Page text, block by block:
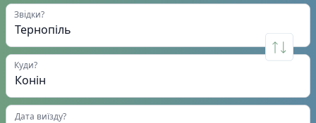
Звідки?
Куди?
Дата виїзду?